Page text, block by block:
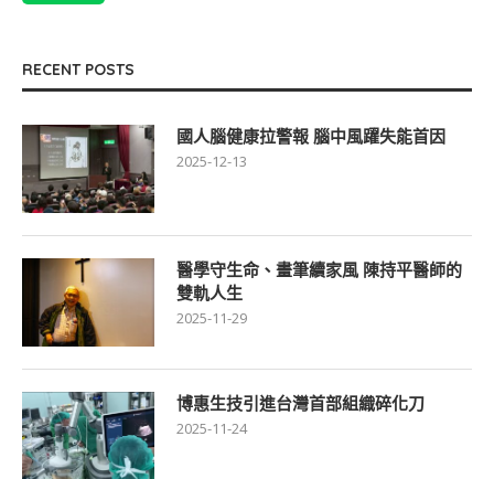
RECENT POSTS
國人腦健康拉警報 腦中風躍失能首因
2025-12-13
醫學守生命、畫筆續家風 陳持平醫師的
雙軌人生
2025-11-29
博惠生技引進台灣首部組織碎化刀
2025-11-24